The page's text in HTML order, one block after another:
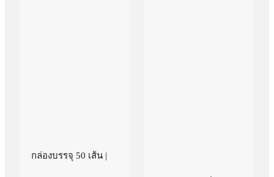
กล่องบรรจุ 50 เส้น |